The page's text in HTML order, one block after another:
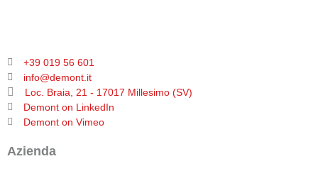
+39 019 56 601
info@demont.it
Loc. Braia, 21 - 17017 Millesimo (SV)
Demont on LinkedIn
Demont on Vimeo
Azienda